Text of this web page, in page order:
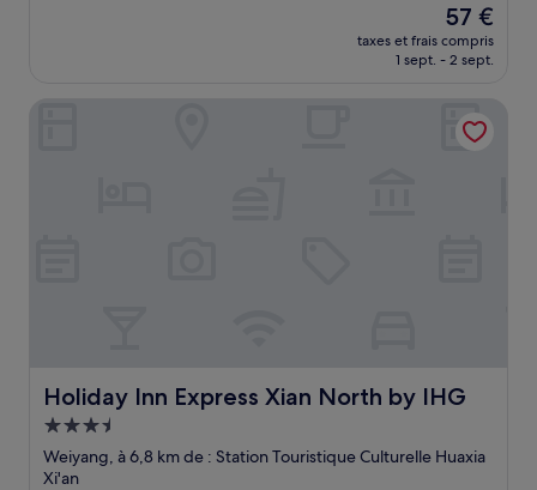
Le
nouveau
prix
de
57 €
57 €
taxes et frais compris
1 sept. - 2 sept.
Holiday Inn Express Xian North by IHG
Holiday Inn Express Xian North by IHG
Hébergement
3.5 étoiles
Weiyang, à 6,8 km de : Station Touristique Culturelle Huaxia
Xi'an